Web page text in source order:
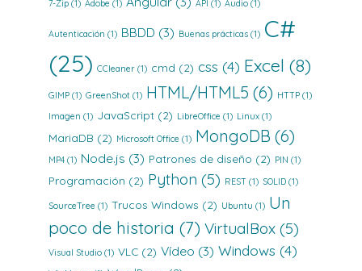
7-Zip (1) Adobe (1) API (1) Audio (1)
Autenticación (1) BBDD (3) Buenas prácticas (1) C#
(25) CCleaner (1) cmd (2) css (4) Excel (8)
GIMP (1) GreenShot (1) HTML/HTML5 (6) HTTP (1)
Imagen (1) JavaScript (2) LibreOffice (1) Linux (1)
MariaDB (2) Microsoft Office (1) MongoDB (6)
MP4 (1) Node.js (3) Patrones de diseño (2) PIN (1)
Programación (2) Python (5) REST (1) SOLID (1)
SourceTree (1) Trucos Windows (2) Ubuntu (1) Un
poco de historia (7) VirtualBox (5)
Visual Studio (1) VLC (2) Vídeo (3) Windows (4)